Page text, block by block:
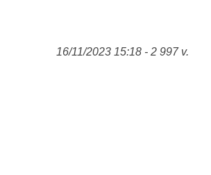
16/11/2023 15:18 - 2 997 v.